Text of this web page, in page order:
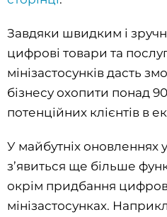
Завдяки швидким і
цифрові товари та
мінізастосунків дасть
бізнесу охопити понад
потенційних клієнтів в
У майбутніх оновленнях
з’явиться ще більше
окрім придбання
мінізастосунках.